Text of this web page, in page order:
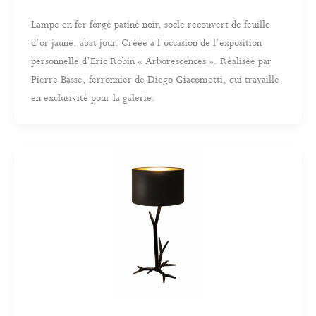
Lampe en fer forgé patiné noir, socle recouvert de feuille
d’or jaune, abat jour. Créée à l’occasion de l’exposition
personnelle d’Eric Robin « Arborescences ». Réalisée par
Pierre Basse, ferronnier de Diego Giacometti, qui travaille
en exclusivité pour la galerie.